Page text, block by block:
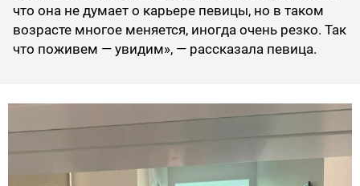
что она не думает о карьере певицы, но в таком
возрасте многое меняется, иногда очень резко. Так
что поживем — увидим», — рассказала певица.